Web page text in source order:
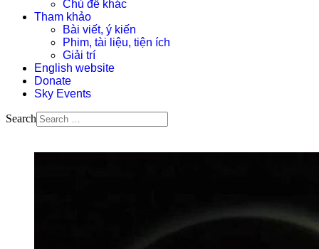
Chủ đề khác
Tham khảo
Bài viết, ý kiến
Phim, tài liệu, tiện ích
Giải trí
English website
Donate
Sky Events
Search